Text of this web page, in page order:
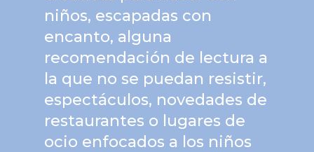
niños, escapadas con
encanto, alguna
recomendación de lectura a
la que no se puedan resistir,
espectáculos, novedades de
restaurantes o lugares de
ocio enfocados a los niños